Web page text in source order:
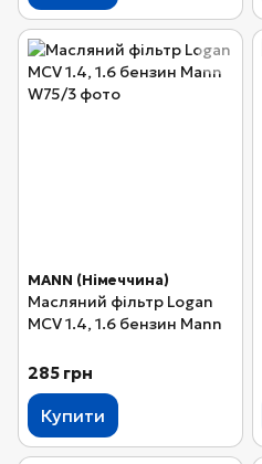
MANN (Німеччина)
Масляний фільтр Logan
MCV 1.4, 1.6 бензин Mann
285 грн
Купити